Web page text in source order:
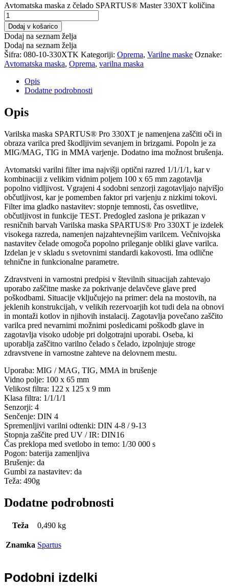
Avtomatska maska ​​z čelado SPARTUS® Master 330XT količina
Dodaj v košarico
Dodaj na seznam želja
Dodaj na seznam želja
Šifra: 080-10-330XTK Kategoriji: Oprema, Varilne maske Oznake:
Avtomatska maska, Oprema, varilna maska
Opis
Dodatne podrobnosti
Opis
Varilska maska ​​SPARTUS® Pro 330XT je namenjena zaščiti oči in
obraza varilca pred škodljivim sevanjem in brizgami. Popoln je za
MIG/MAG, TIG in MMA varjenje. Dodatno ima možnost brušenja.
Avtomatski varilni filter ima najvišji optični razred 1/1/1/1, kar v
kombinaciji z velikim vidnim poljem 100 x 65 mm zagotavlja
popolno vidljivost. Vgrajeni 4 sodobni senzorji zagotavljajo najvišjo
občutljivost, kar je pomemben faktor pri varjenju z nizkimi tokovi.
Filter ima gladko nastavitev: stopnje temnosti, čas osvetlitve,
občutljivost in funkcije TEST. Predogled zaslona je prikazan v
resničnih barvah Varilska maska ​​SPARTUS® Pro 330XT je izdelek
visokega razreda, namenjen najzahtevnejšim varilcem. Večnivojska
nastavitev čelade omogoča popolno prileganje obliki glave varilca.
Izdelan je v skladu s svetovnimi standardi kakovosti. Ima odlične
tehnične in funkcionalne parametre.
Zdravstveni in varnostni predpisi v številnih situacijah zahtevajo
uporabo zaščitne maske za pokrivanje delavčeve glave pred
poškodbami. Situacije vključujejo na primer: dela na mostovih, na
jeklenih konstrukcijah, v velikih rezervoarjih kot tudi dela na obnovi
in ​​montaži kotlov in njihovih instalacij. Zagotavlja povečano zaščito
varilca pred nevarnimi možnimi posledicami poškodb glave in
zagotavlja visoko udobje pri dolgotrajni uporabi. Oseba, ki
uporablja zaščitno varilno čelado s čelado, izpolnjuje stroge
zdravstvene in varnostne zahteve na delovnem mestu.
Uporaba: MIG / MAG, TIG, MMA in brušenje
Vidno polje: 100 x 65 mm
Velikost filtra: 122 x 125 x 9 mm
Klasa filtra: 1/1/1/1
Senzorji: 4
Senčenje: DIN 4
Spremenljivi varilni odtenki: DIN 4-8 / 9-13
Stopnja zaščite pred UV / IR: DIN16
Čas preklopa med svetlobo in temo: 1/30 000 s
Pogon: baterija zamenljiva
Brušenje: da
Gumbi za nastavitev: da
Teža: 490g
Dodatne podrobnosti
Teža 0,490 kg
Znamka Spartus
Podobni izdelki